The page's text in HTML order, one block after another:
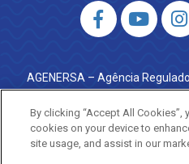
AGENERSA – Agência
do Estado do
0800 024 9040 · (21)
ouvidoria@agenersa.rj.gov.br/
·http://
By clicking “Accept All
cookies on your device to
site usage, and assist in our